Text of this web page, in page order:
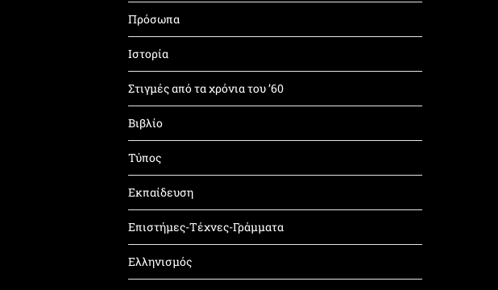
Πρόσωπα
Ιστορία
Στιγμές από τα χρόνια του ’60
Βιβλίο
Τύπος
Εκπαίδευση
Επιστήμες-Τέχνες-Γράμματα
Ελληνισμός